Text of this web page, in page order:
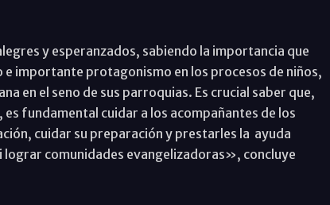
y esperanzados, sabiendo la importancia que
importante protagonismo en los procesos de niños,
en el seno de sus parroquias. Es crucial saber que,
fundamental cuidar a los acompañantes de los
cuidar su preparación y prestarles la ayuda
lograr comunidades evangelizadoras», concluye